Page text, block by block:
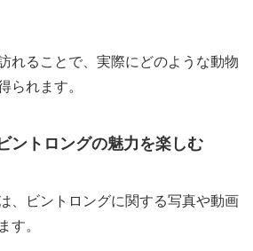
れることで、実際にどのような動物
られます。
ントロングの魅力を楽しむ
、ビントロングに関する写真や動画
す。